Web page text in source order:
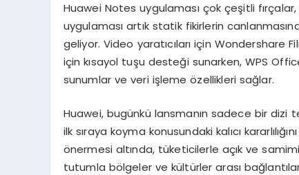
Huawei Notes uygulaması çok çeşitli
uygulaması artık statik fikirlerin
geliyor. Video yaratıcıları için Wondershare
için kısayol tuşu desteği sunarken, WPS
sunumlar ve veri işleme özellikleri sağlar.
Huawei, bugünkü lansmanın sadece bir
ilk sıraya koyma konusundaki kalıcı
önermesi altında, tüketicilerle açık ve
tutumla bölgeler ve kültürler arası